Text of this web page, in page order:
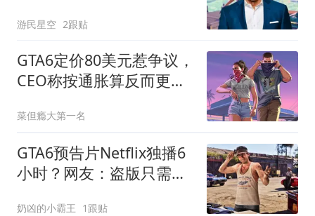
游民星空 2跟贴
GTA6定价80美元惹争议，
CEO称按通胀算反而更便
菜但瘾大第一名
GTA6预告片Netflix独播6
小时？网友：盗版只需几
奶凶的小霸王 1跟贴